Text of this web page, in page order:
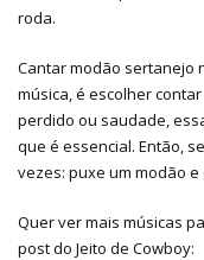
roda.
Cantar modão sertanejo
música, é escolher
perdido ou saudade,
que é essencial. Então,
vezes: puxe um modão
Quer ver mais músicas
post do Jeito de Cowboy: